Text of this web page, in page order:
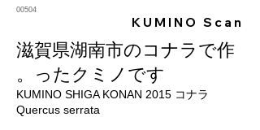
00504
KUMINO Scan
滋賀県湖南市のコナラで作
ったクミノです。
KUMINO SHIGA KONAN 2015 コナラ
Quercus serrata